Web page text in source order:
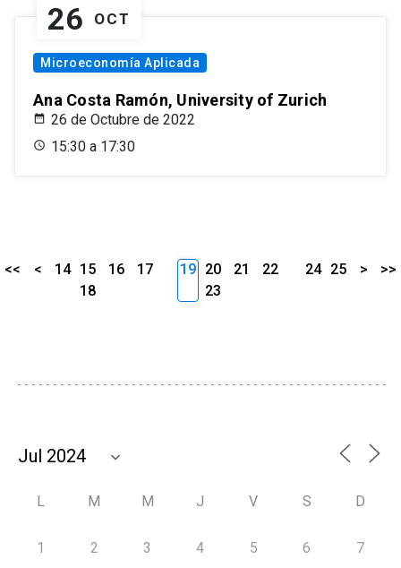
26 OCT
Microeconomía Aplicada
Ana Costa Ramón, University of Zurich
26 de Octubre de 2022
15:30 a 17:30
<< < 14 15 16
17
18
19 20 21
22
23
24 25 > >>
L M M J V S D
1 2 3 4 5 6 7